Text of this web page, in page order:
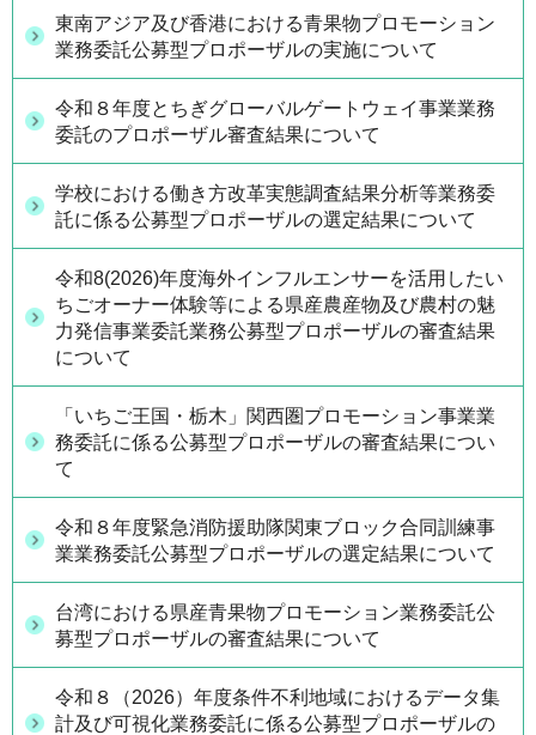
東南アジア及び香港における青果物プロモーション
業務委託公募型プロポーザルの実施について
令和８年度とちぎグローバルゲートウェイ事業業務
委託のプロポーザル審査結果について
学校における働き方改革実態調査結果分析等業務委
託に係る公募型プロポーザルの選定結果について
令和8(2026)年度海外インフルエンサーを活用したい
ちごオーナー体験等による県産農産物及び農村の魅
力発信事業委託業務公募型プロポーザルの審査結果
について
「いちご王国・栃木」関西圏プロモーション事業業
務委託に係る公募型プロポーザルの審査結果につい
て
令和８年度緊急消防援助隊関東ブロック合同訓練事
業業務委託公募型プロポーザルの選定結果について
台湾における県産青果物プロモーション業務委託公
募型プロポーザルの審査結果について
令和８（2026）年度条件不利地域におけるデータ集
計及び可視化業務委託に係る公募型プロポーザルの